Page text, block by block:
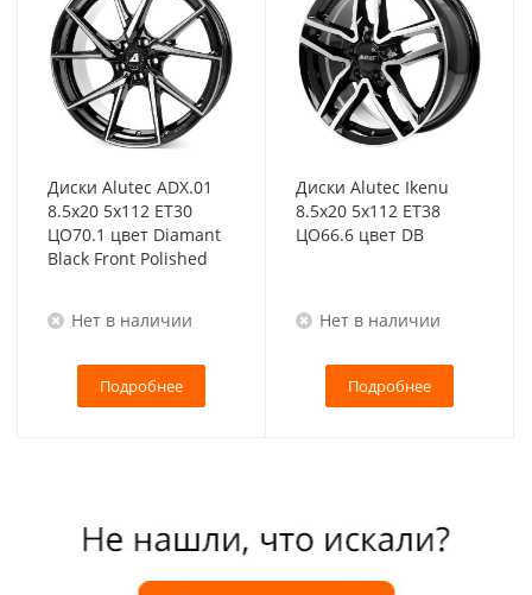
Диски Alutec ADX.01
8.5x20 5x112 ET30
ЦО70.1 цвет Diamant
Black Front Polished
Нет в наличии
Подробнее
Диски Alutec Ikenu
8.5x20 5x112 ET38
ЦО66.6 цвет DB
Нет в наличии
Подробнее